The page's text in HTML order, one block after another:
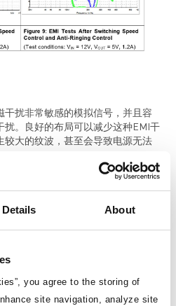
Details About
you agree to the storing of
site navigation, analyze site
干扰非常敏感的模拟信号，并且容
扰。良好的布局可以减少这种EMI干
较大的纹波，甚至会导致电源无法
（图10）。